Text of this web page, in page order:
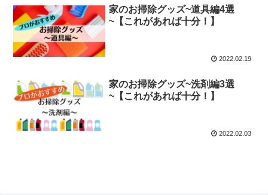
家のお掃除グッズ~道具編4選
~【これがあれば十分！】
2022.02.19
家のお掃除グッズ~洗剤編3選
~【これがあれば十分！】
2022.02.03